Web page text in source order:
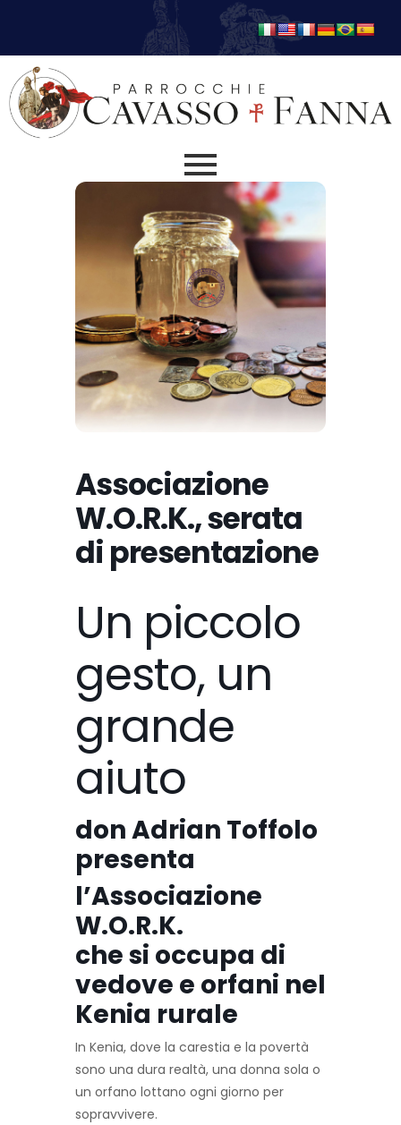
Associazione
W.O.R.K., serata
di presentazione
Un piccolo
gesto, un
grande
aiuto
don Adrian Toffolo
presenta
l’Associazione
W.O.R.K.
che si occupa di
vedove e orfani nel
Kenia rurale
In Kenia, dove la carestia e la povertà
sono una dura realtà, una donna sola o
un orfano lottano ogni giorno per
sopravvivere.